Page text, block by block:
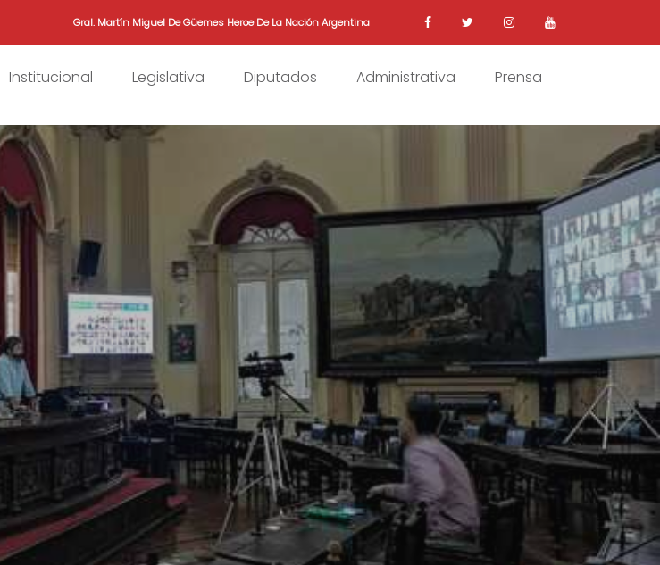
Gral. Martín Miguel De Güemes Heroe De La Nación Argentina
Institucional Legislativa Diputados Administrativa Prensa